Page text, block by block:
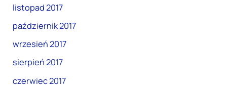
listopad 2017
październik 2017
wrzesień 2017
sierpień 2017
czerwiec 2017